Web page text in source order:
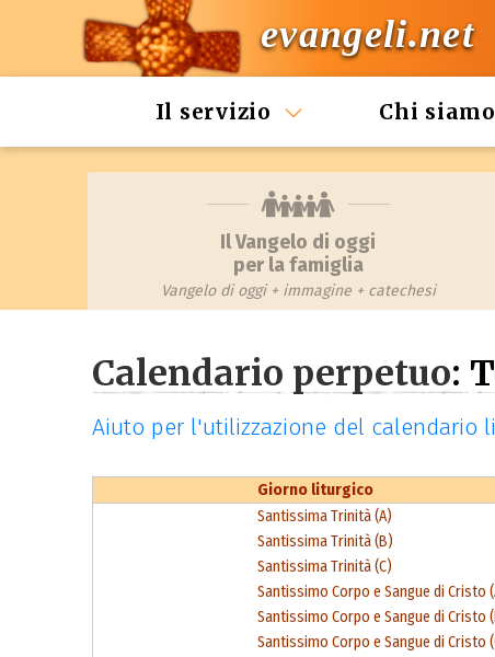
evangeli.net
Il servizio Chi siamo
Il Vangelo di oggi
per la famiglia
Vangelo di oggi + immagine + catechesi
Calendario perpetuo:
Aiuto per l'utilizzazione del calendario
Giorno liturgico
Santissima Trinità (A)
Santissima Trinità (B)
Santissima Trinità (C)
Santissimo Corpo e Sangue di Cristo
Santissimo Corpo e Sangue di Cristo
Santissimo Corpo e Sangue di Cristo